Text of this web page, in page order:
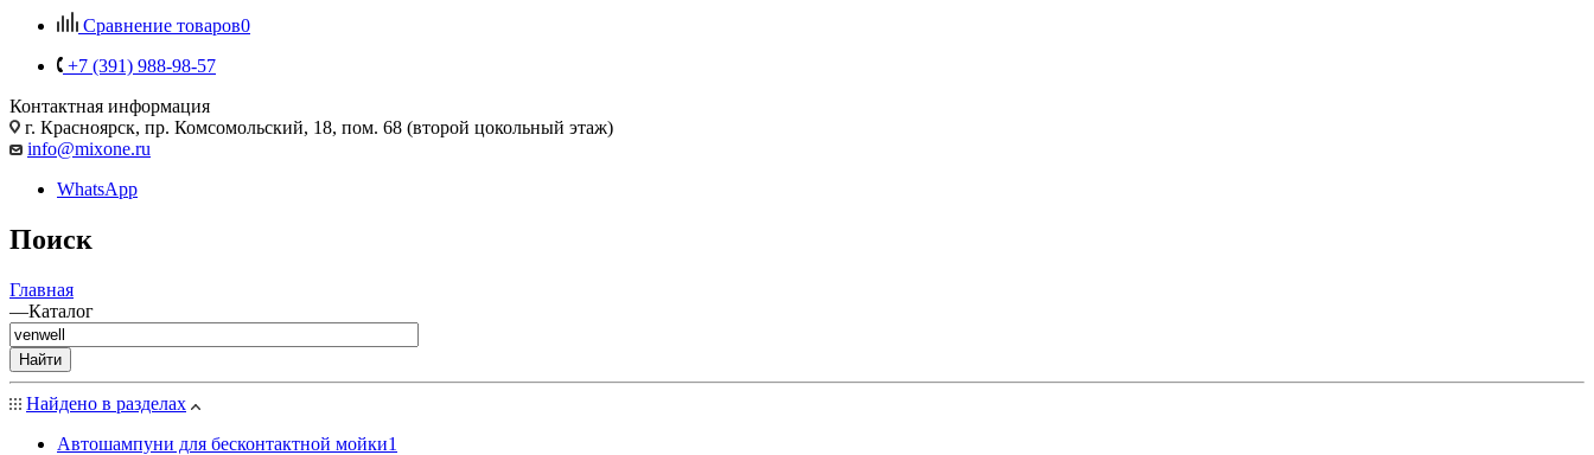
Сравнение товаров0
+7 (391) 988-98-57
Контактная информация
г. Красноярск, пр. Комсомольский, 18, пом. 68 (второй цокольный этаж)
info@mixone.ru
WhatsApp
Поиск
Главная
—Каталог
Найти
Найдено в разделах
Автошампуни для бесконтактной мойки1